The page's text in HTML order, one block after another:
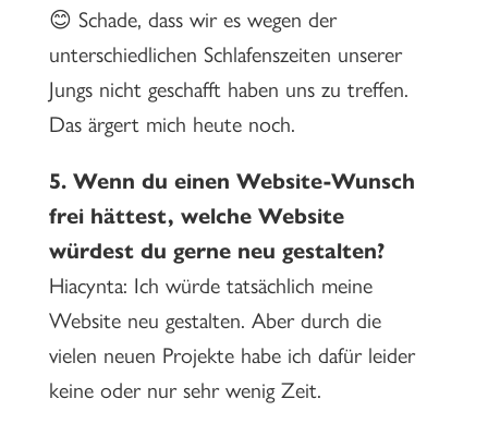
😊 Schade, dass wir es wegen der
unterschiedlichen Schlafenszeiten unserer
Jungs nicht geschafft haben uns zu treffen.
Das ärgert mich heute noch.
5. Wenn du einen Website-Wunsch
frei hättest, welche Website
würdest du gerne neu gestalten?
Hiacynta: Ich würde tatsächlich meine
Website neu gestalten. Aber durch die
vielen neuen Projekte habe ich dafür leider
keine oder nur sehr wenig Zeit.